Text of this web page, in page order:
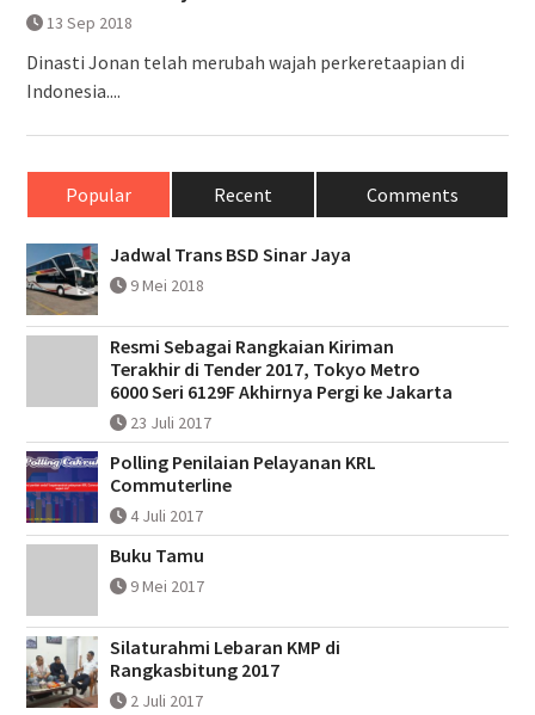
13 Sep 2018
Dinasti Jonan telah merubah wajah perkeretaapian di
Indonesia....
Popular Recent Comments
Jadwal Trans BSD Sinar Jaya
9 Mei 2018
Resmi Sebagai Rangkaian Kiriman
Terakhir di Tender 2017, Tokyo Metro
6000 Seri 6129F Akhirnya Pergi ke Jakarta
23 Juli 2017
Polling Penilaian Pelayanan KRL
Commuterline
4 Juli 2017
Buku Tamu
9 Mei 2017
Silaturahmi Lebaran KMP di
Rangkasbitung 2017
2 Juli 2017